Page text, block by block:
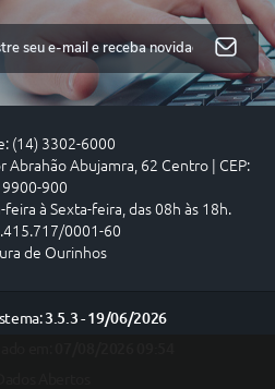
(14) 3302-6000
Abrahão Abujamra, 62 Centro | CEP:
900
à Sexta-feira, das 08h às 18h.
0001-60
de Ourinhos
3.5.3 - 19/06/2026